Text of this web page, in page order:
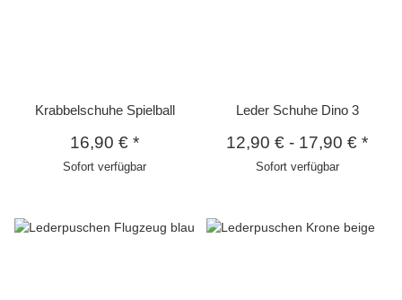
Krabbelschuhe Spielball
16,90 €*
Sofort verfügbar
Leder Schuhe Dino 3
12,90 € - 17,90 €*
Sofort verfügbar